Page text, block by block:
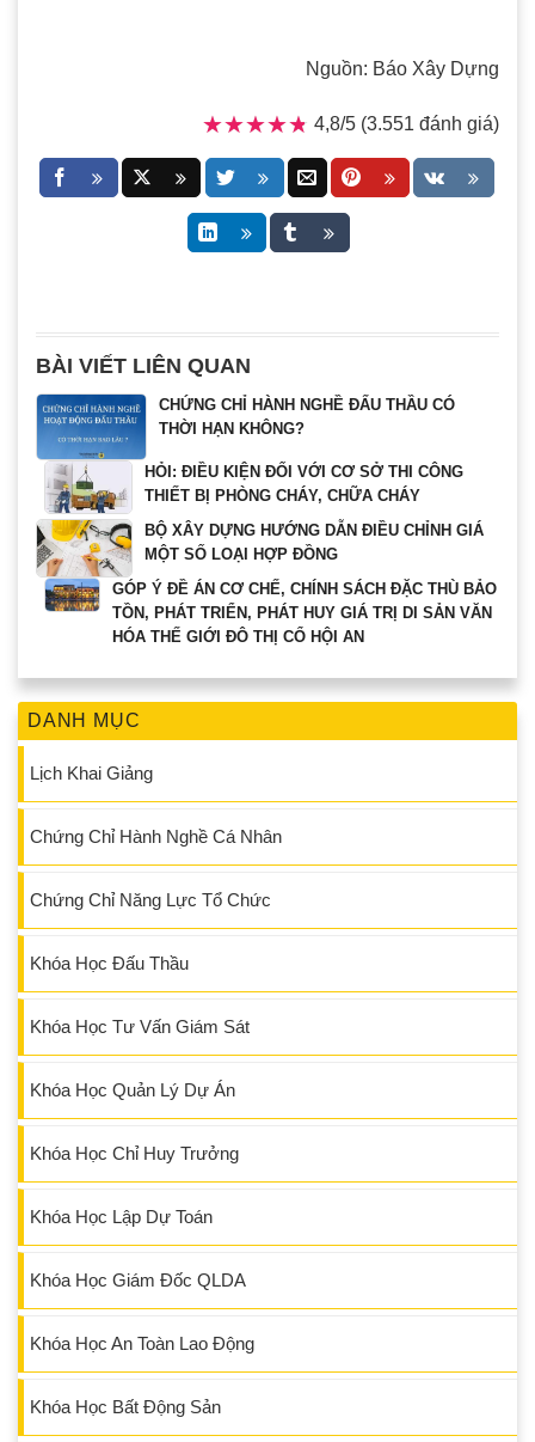
DANH MỤC
Lịch Khai Giảng
Chứng Chỉ Hành Nghề Cá Nhân
Chứng Chỉ Năng Lực Tổ Chức
Khóa Học Đấu Thầu
Khóa Học Tư Vấn Giám Sát
Khóa Học Quản Lý Dự Án
Khóa Học Chỉ Huy Trưởng
Khóa Học Lập Dự Toán
Khóa Học Giám Đốc QLDA
Khóa Học An Toàn Lao Động
Khóa Học Bất Động Sản
Nguồn: Báo Xây Dựng
★★★★★
★★★★★ 4,8/5 (3.551 đánh giá)
BÀI VIẾT LIÊN QUAN
CHỨNG CHỈ HÀNH NGHỀ ĐẤU THẦU CÓ
THỜI HẠN KHÔNG?
HỎI: ĐIỀU KIỆN ĐỐI VỚI CƠ SỞ THI CÔNG
THIẾT BỊ PHÒNG CHÁY, CHỮA CHÁY
BỘ XÂY DỰNG HƯỚNG DẪN ĐIỀU CHỈNH GIÁ
MỘT SỐ LOẠI HỢP ĐỒNG
GÓP Ý ĐỀ ÁN CƠ CHẾ, CHÍNH SÁCH ĐẶC THÙ BẢO
TỒN, PHÁT TRIỂN, PHÁT HUY GIÁ TRỊ DI SẢN VĂN
HÓA THẾ GIỚI ĐÔ THỊ CỔ HỘI AN